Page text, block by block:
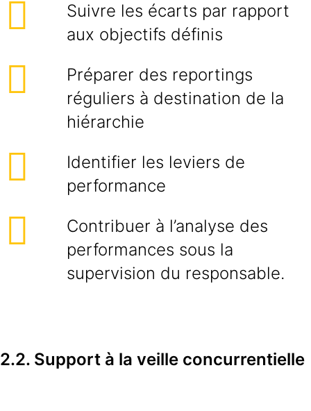
Suivre les écarts par rapport
aux objectifs définis
Préparer des reportings
réguliers à destination de la
hiérarchie
Identifier les leviers de
performance
Contribuer à l’analyse des
performances sous la
supervision du responsable.
2.2. Support à la veille concurrentielle